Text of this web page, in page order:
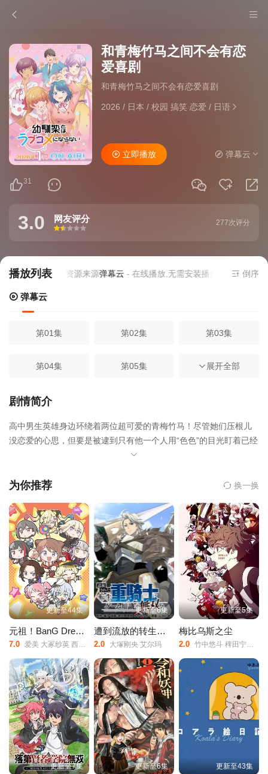
和青梅竹马之间不会有恋
爱喜剧
和青梅竹马之间不会有恋爱喜剧
2026 / 日本 / 校园 搞笑 恋爱/ 日语
31
立即播放 弹幕云
3.0 网友评分
很差
较差还行推荐力荐
277次评分
播放列表当前资源来源弹幕云- 在线播放,无需安装播放器 倒序
弹幕云
第01集 第02集 第03集
第04集 第05集 第06集
第07集
第10集 第11集 第12集
展开全部
剧情简介
高中男生英雄身边环绕着两位超可爱的青梅竹马！尽管她们压根儿
没恋爱的心思，但要是被逮到只有他一个人用“色色”的目光盯着已经
长大的她们……那场面简直羞耻到爆炸！性格截然不同的女生们，
天天上演甜蜜又抓狂的三角关系爱情喜剧♡
为你推荐 换一换
更新至44集
元祖！BanG Dream Chan
7.0 爱美 大冢纱英 西本里美
更新至6集
遭到流放的转生重骑士凭借游戏知识大开无双
2.0 大塚刚央 艾尔玛
更新至5集
梅比乌斯之尘
2.0 竹中悠斗 稗田宁宁 佐藤榛夏 坂泰斗 市川苍 堀金苍平
更新至7集 更新至6集 更新至43集